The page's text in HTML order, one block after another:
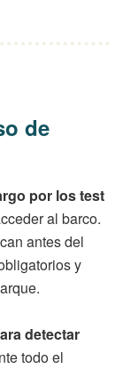
de
por los test
al barco.
antes del
y
detectar
todo el